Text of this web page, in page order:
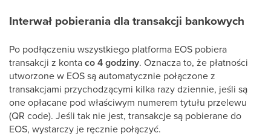
Interwał pobierania dla transakcji bankowych
Po podłączeniu wszystkiego platforma EOS pobiera
transakcji z kontaco 4 godziny. Oznacza to, że płatności
utworzone w EOS są automatycznie połączone z
transakcjami przychodzącymi kilka razy dziennie, jeśli są
one opłacane pod właściwym numerem tytułu przelewu
(QR code). Jeśli tak nie jest, transakcje są pobierane do
EOS, wystarczy je ręcznie połączyć.